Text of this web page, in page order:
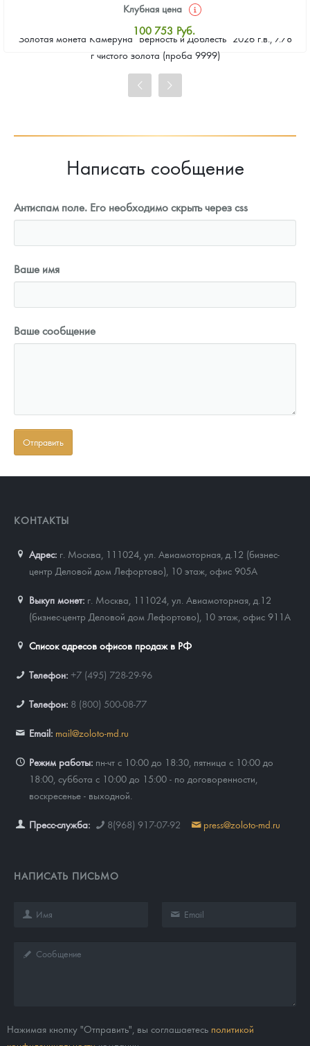
Золотая монета Камеруна "Верность и Доблесть" 2026 г.в., 7.78
г чистого золота (проба 9999)
Клубная цена
100 753 Руб.
Стандартная цена
Цена выкупа
Написать сообщение
Антиспам поле. Его необходимо скрыть через css
Ваше имя
Ваше сообщение
КОНТАКТЫ
Адрес: г. Москва, 111024 ул. Авиамоторная, д.12 (бизнес-
центр Деловой дом Лефортово), 10 этаж, офис 905А
Выкуп монет: г. Москва, 111024, ул. Авиамоторная, д.12
(бизнес-центр Деловой дом Лефортово), 10 этаж, офис 911А
Список адресов офисов продаж в РФ
Телефон: +7 (495) 728-29-96
Телефон: 8 (800) 500-08-77
Email: mail@zoloto-md.ru
Режим работы: пн-чт с 10:00 до 18:30, пятница с 10:00 до
18:00, суббота с 10:00 до 15:00 - по договоренности,
воскресенье - выходной.
Пресс-служба: 8(968) 917-07-92 press@zoloto-md.ru
НАПИСАТЬ ПИСЬМО
Нажимая кнопку "Отправить", вы соглашаетесь политикой